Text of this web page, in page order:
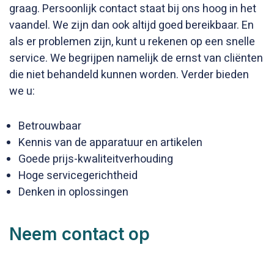
graag. Persoonlijk contact staat bij ons hoog in het
vaandel. We zijn dan ook altijd goed bereikbaar. En
als er problemen zijn, kunt u rekenen op een snelle
service. We begrijpen namelijk de ernst van cliënten
die niet behandeld kunnen worden. Verder bieden
we u:
Betrouwbaar
Kennis van de apparatuur en artikelen
Goede prijs-kwaliteitverhouding
Hoge servicegerichtheid
Denken in oplossingen
Neem contact op